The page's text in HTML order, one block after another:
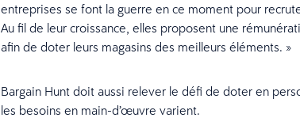
entreprises se font la guerre en ce moment pour
Au fil de leur croissance, elles proposent une
afin de doter leurs magasins des meilleurs éléments. »
Bargain Hunt doit aussi relever le défi de doter en
les besoins en main-d’œuvre varient.